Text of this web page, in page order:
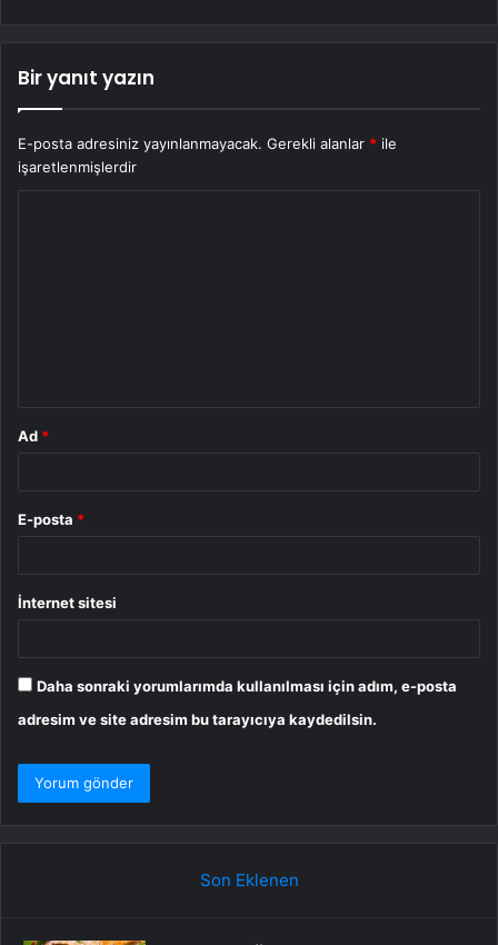
Bir yanıt yazın
E-posta adresiniz yayınlanmayacak. Gerekli alanlar * ile
işaretlenmişlerdir
Ad *
E-posta *
İnternet sitesi
Daha sonraki yorumlarımda kullanılması için adım, e-posta
adresim ve site adresim bu tarayıcıya kaydedilsin.
Son Eklenen